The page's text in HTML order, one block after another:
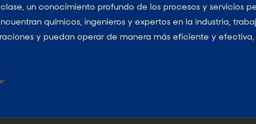
un conocimiento profundo de los procesos y servicios
químicos, ingenieros y expertos en la industria,
y puedan operar de manera más eficiente y